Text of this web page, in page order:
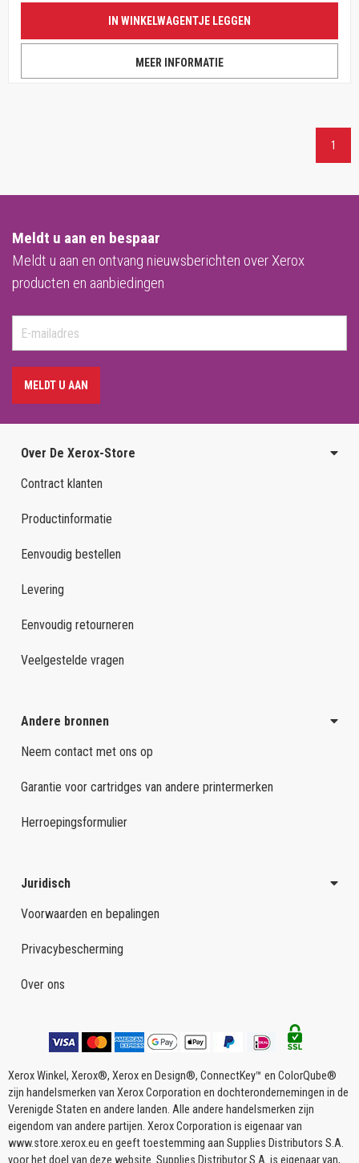
IN WINKELWAGENTJE LEGGEN
MEER INFORMATIE
1
Meldt u aan en bespaar
Meldt u aan en ontvang nieuwsberichten over Xerox
producten en aanbiedingen
MELDT U AAN
Over De Xerox-Store
Contract klanten
Productinformatie
Eenvoudig bestellen
Levering
Eenvoudig retourneren
Veelgestelde vragen
Andere bronnen
Neem contact met ons op
Garantie voor cartridges van andere printermerken
Herroepingsformulier
Juridisch
Voorwaarden en bepalingen
Privacybescherming
Over ons
Xerox Winkel, Xerox®, Xerox en Design®, ConnectKey™ en ColorQube®
zijn handelsmerken van Xerox Corporation en dochterondernemingen in de
Verenigde Staten en andere landen. Alle andere handelsmerken zijn
eigendom van andere partijen. Xerox Corporation is eigenaar van
www.store.xerox.eu en geeft toestemming aan Supplies Distributors S.A.
voor het doel van deze website. Supplies Distributor S.A. is eigenaar van,